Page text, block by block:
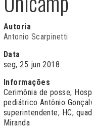
Autoria
Antonio Scarpinetti
Data
seg, 25 jun 2018
Informações
Cerimônia de posse;
pediátrico Antônio
superintendente; HC;
Miranda